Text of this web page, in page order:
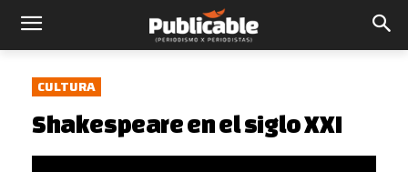
CULTURA
Shakespeare en el siglo XXI